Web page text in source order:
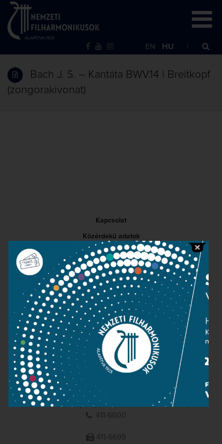
EN HU
Bach J. S. – Kantáta BWV.14 | Breitkopf
(zongorakivonat)
Kapcsolat
Közérdekű adatok
Sajtószoba
Adatvédelem
Impresszum
NEMZETI
FILHARMONIKUSOK
1095 Budapest, Komor Marcell u. 1. (Müpa)
411-6600
411-6699